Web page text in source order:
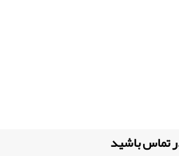
تماس باشید